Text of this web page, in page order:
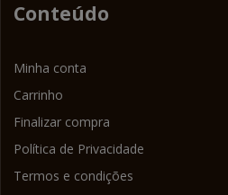
Conteúdo
Minha conta
Carrinho
Finalizar compra
Política de Privacidade
Termos e condições